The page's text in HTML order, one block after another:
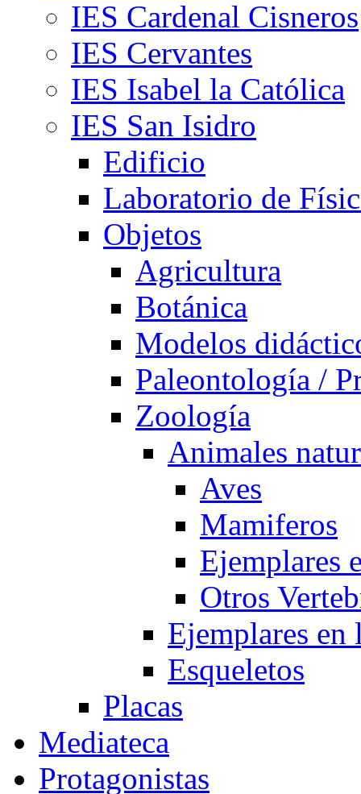
IES Cardenal Cisneros
IES Cervantes
IES Isabel la Católica
IES San Isidro
Edificio
Laboratorio de
Objetos
Agricultura
Botánica
Modelos
Paleontología /
Zoología
Animales
Aves
Mamiferos
Ejemplares
Otros
Ejemplares
Esqueletos
Placas
Mediateca
Protagonistas